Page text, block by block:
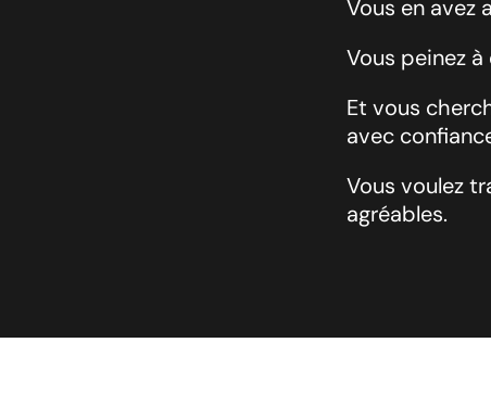
Vous en avez
Vous peinez
Et vous
avec
Vous voulez
agréables.